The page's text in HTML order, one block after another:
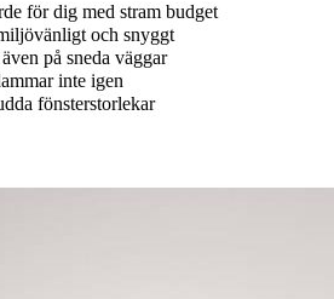
för dig med stram budget
och snyggt
på sneda väggar
inte igen
fönsterstorlekar